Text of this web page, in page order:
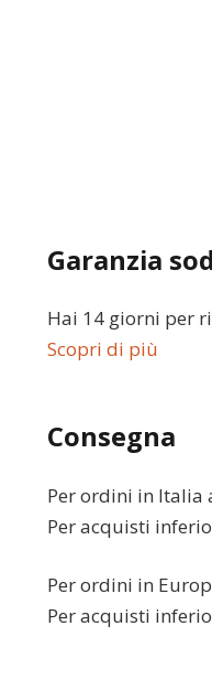
Garanzia
Hai 14 giorni per
Scopri di più
Consegna
Per ordini in Italia
Per acquisti
Per ordini in
Per acquisti